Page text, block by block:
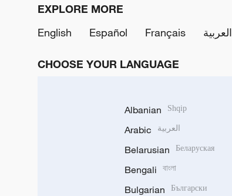
EXPLORE MORE
English
Español Français العربية
CHOOSE YOUR LANGUAGE
Albanian Shqip
Arabic العربية
Belarusian Беларуская
Bengali বাংলা
Bulgarian Български